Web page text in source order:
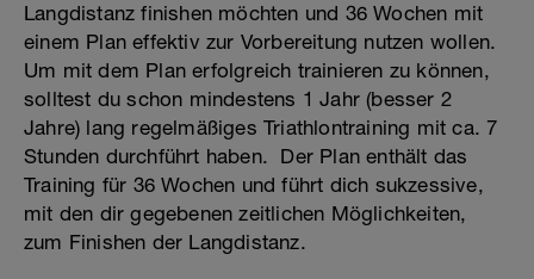
Langdistanz finishen möchten und 36 Wochen mit
einem Plan effektiv zur Vorbereitung nutzen wollen.
Um mit dem Plan erfolgreich trainieren zu können,
solltest du schon mindestens 1 Jahr (besser 2
Jahre) lang regelmäßiges Triathlontraining mit ca. 7
Stunden durchführt haben. Der Plan enthält das
Training für 36 Wochen und führt dich sukzessive,
mit den dir gegebenen zeitlichen Möglichkeiten,
zum Finishen der Langdistanz.